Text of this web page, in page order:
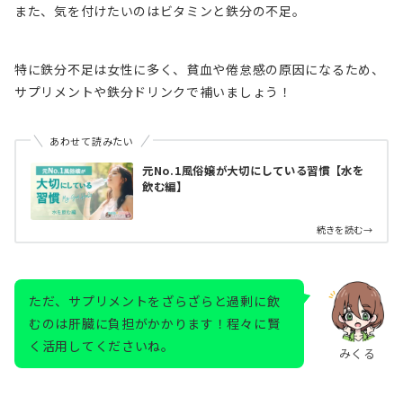
また、気を付けたいのはビタミンと鉄分の不足。
特に鉄分不足は女性に多く、貧血や倦怠感の原因になるため、
サプリメントや鉄分ドリンクで補いましょう！
あわせて読みたい
元No.1風俗嬢が大切にしている習慣【水を
飲む編】
続きを読む→
みくる
ただ、サプリメントをざらざらと過剰に飲
むのは肝臓に負担がかかります！程々に賢
く活用してくださいね。